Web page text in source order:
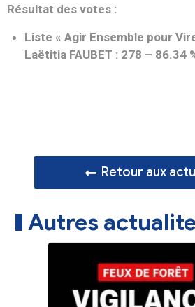
Résultat des votes :
Liste « Agir Ensemble pour
Laëtitia FAUBET : 278 – 86.34
Retour aux
Autres